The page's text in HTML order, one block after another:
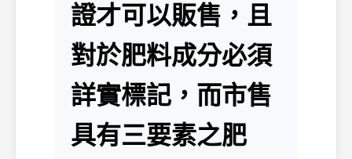
證才可以販售，且
對於肥料成分必須
詳實標記，而市售
具有三要素之肥